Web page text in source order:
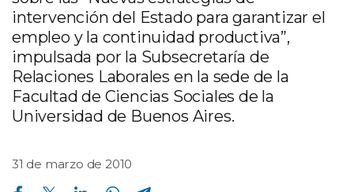
intervención del Estado para garantizar el
empleo y la continuidad productiva”,
impulsada por la Subsecretaría de
Relaciones Laborales en la sede de la
Facultad de Ciencias Sociales de la
Universidad de Buenos Aires.
31 de marzo de 2010
Compartir en Facebook Compartir en Twitter Compartir en Linkedin Compartir en Whatsapp